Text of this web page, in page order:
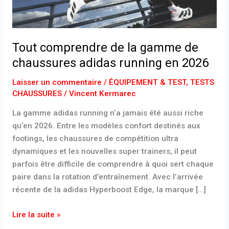
Tout comprendre de la gamme de
chaussures adidas running en 2026
Laisser un commentaire / ÉQUIPEMENT & TEST, TESTS
CHAUSSURES/ Vincent Kermarec
La gamme adidas running n’a jamais été aussi riche
qu’en 2026. Entre les modèles confort destinés aux
footings, les chaussures de compétition ultra
dynamiques et les nouvelles super trainers, il peut
parfois être difficile de comprendre à quoi sert chaque
paire dans la rotation d’entraînement. Avec l’arrivée
récente de la adidas Hyperboost Edge, la marque […]
chaussures
adidas
running
en
Lire la suite »